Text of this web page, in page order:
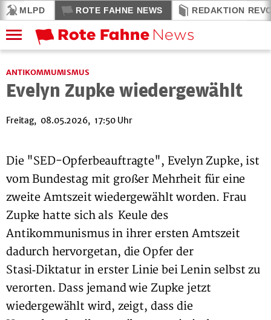
MLPD ROTE FAHNE NEWS REDAKTION
ANTIKOMMUMISMUS
Evelyn Zupke wiedergewählt
Freitag, 08.05.2026, 17:50 Uhr
Die "SED-Opferbeauftragte", Evelyn Zupke, ist
vom Bundestag mit großer Mehrheit für eine
zweite Amtszeit wiedergewählt worden. Frau
Zupke hatte sich als Keule des
Antikommunismus in ihrer ersten Amtszeit
dadurch hervorgetan, die Opfer der
Stasi‑Diktatur in erster Linie bei Lenin selbst zu
verorten. Dass jemand wie Zupke jetzt
wiedergewählt wird, zeigt, dass die